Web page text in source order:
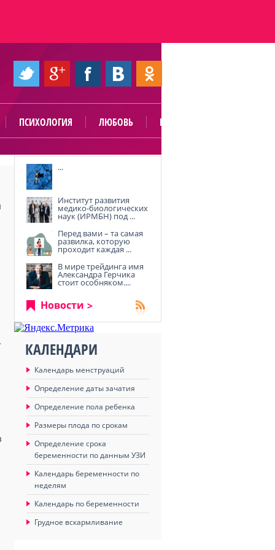
ПСИХОЛОГИЯ ЛЮБОВЬ ПОЛЕЗНО
...
Институт развития
медико-биологических
наук (ИРМБН) под ...
Перед вами – та самая
развилка, которую
проходит каждая ...
В мире трейдинга имя
Александра Герчика
стоит особняком....
Новости
КАЛЕНДАРИ
Календарь менструаций
Определение даты зачатия
Определение пола ребенка
Размеры плода по срокам
Определение срока
беременности по данным УЗИ
Календарь беременности по
неделям
Календарь по беременности
Грудное вскармливание